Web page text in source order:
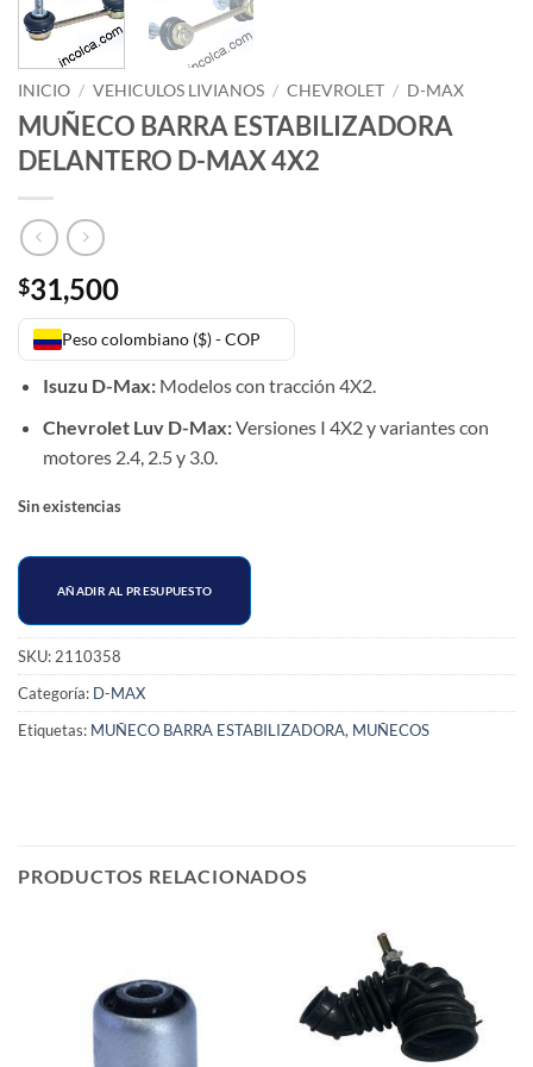
INICIO / VEHICULOS LIVIANOS / CHEVROLET / D-MAX
MUÑECO BARRA ESTABILIZADORA
DELANTERO D-MAX 4X2
$31,500
Peso colombiano ($) - COP
Isuzu D-Max:Modelos con tracción 4X2.
Chevrolet Luv D-Max:Versiones I 4X2 y variantes con
motores 2.4, 2.5 y 3.0.
Sin existencias
AÑADIR AL PRESUPUESTO
SKU: 2110358
Categoría: D-MAX
Etiquetas: MUÑECO BARRA ESTABILIZADORA, MUÑECOS
PRODUCTOS RELACIONADOS